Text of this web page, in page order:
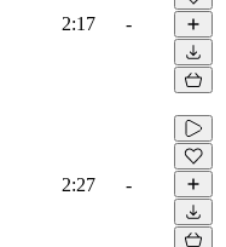
2:17 -
2:27 -